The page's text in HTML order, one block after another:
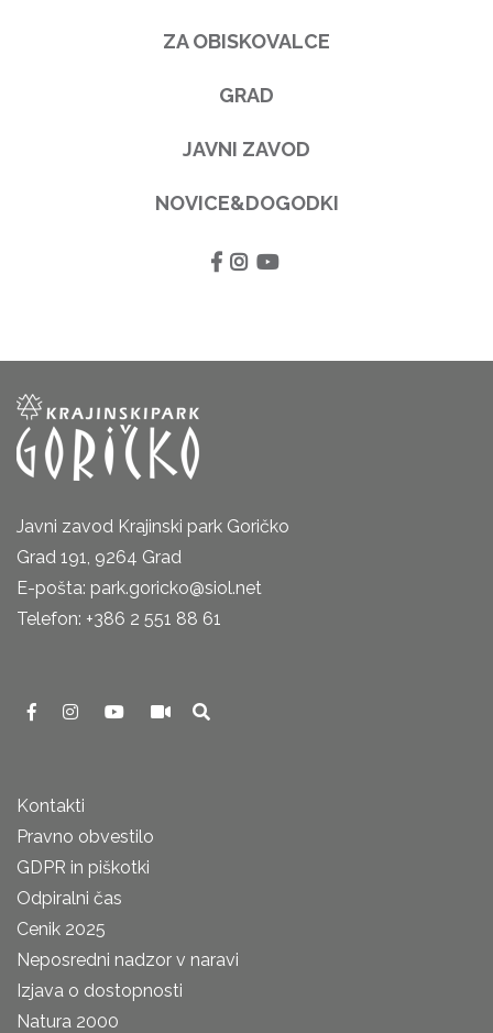
ZA OBISKOVALCE
GRAD
JAVNI ZAVOD
NOVICE&DOGODKI
Javni zavod Krajinski park Goričko
Grad 191, 9264 Grad
E-pošta: park.goricko@siol.net
Telefon: +386 2 551 88 61
Kontakti
Pravno obvestilo
GDPR in piškotki
Odpiralni čas
Cenik 2025
Neposredni nadzor v naravi
Izjava o dostopnosti
Natura 2000